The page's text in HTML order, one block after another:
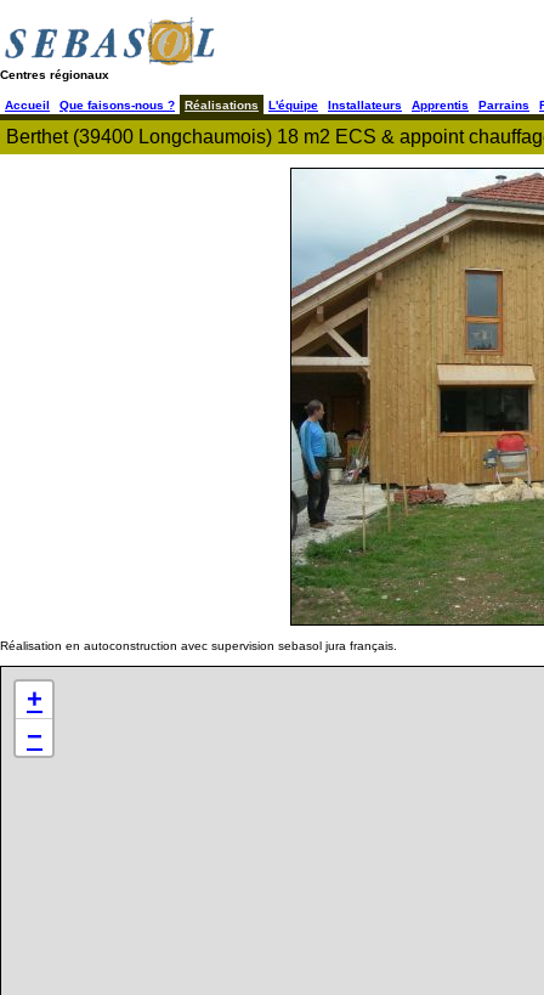
Centres régionaux
Accueil Que faisons-nous ? Réalisations L'équipe Installateurs Apprentis Parrains
Berthet (39400 Longchaumois) 18 m2 ECS & appoint
Réalisation en autoconstruction avec supervision sebasol jura français.
+
−